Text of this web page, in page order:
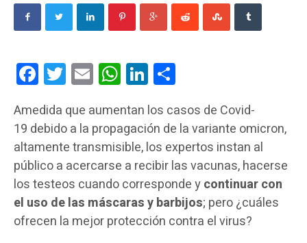
FacebookTwitterEmail WhatsAppLinkedIn
Amedida que aumentan los casos de Covid-
19 debido a la propagación de la variante omicron,
altamente transmisible, los expertos instan al
público a acercarse a recibir las vacunas, hacerse
los testeos cuando corresponde ycontinuar con
el uso de las máscaras y barbijos; pero ¿cuáles
ofrecen la mejor protección contra el virus?